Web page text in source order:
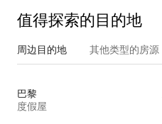
值得探索的目的地
周边目的地 其他类型的房源
巴黎
度假屋